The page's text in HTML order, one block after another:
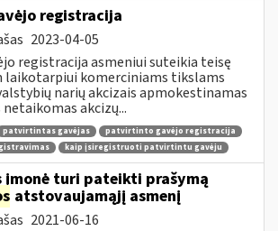
registracija
2023-04-05
registracija asmeniui suteikia teisę
komerciniams tikslams
narių akcizais apmokestinamas
akcizų...
patvirtintas gavėjas
patvirtinto gavėjo registracija
kaip įsiregistruoti patvirtintu gavėju
įmonė turi pateikti prašymą
atstovaujamąjį asmenį
2021-06-16